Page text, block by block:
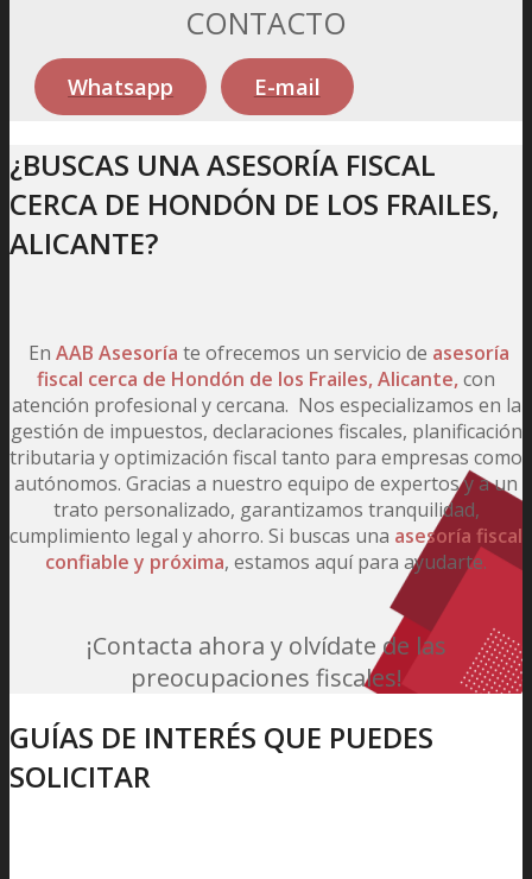
CONTACTO
Whatsapp E-mail
¿BUSCAS UNA ASESORÍA FISCAL
CERCA DE HONDÓN DE LOS FRAILES,
ALICANTE?
En AAB Asesoría te ofrecemos un servicio de asesoría
fiscal cerca de Hondón de los Frailes, Alicante,con
atención profesional y cercana. Nos especializamos en la
gestión de impuestos, declaraciones fiscales, planificación
tributaria y optimización fiscal tanto para empresas como
autónomos. Gracias a nuestro equipo de expertos y a un
trato personalizado, garantizamos tranquilidad,
cumplimiento legal y ahorro. Si buscas una asesoría fiscal
confiable y próxima, estamos aquí para ayudarte.
¡Contacta ahora y olvídate de las
preocupaciones fiscales!
GUÍAS DE INTERÉS QUE PUEDES
SOLICITAR